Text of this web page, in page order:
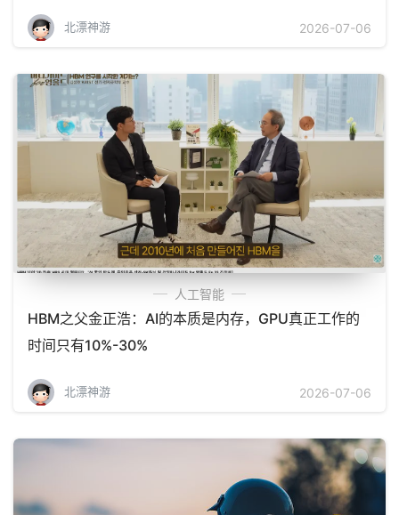
北漂神游 2026-07-06
人工智能
HBM之父金正浩：AI的本质是内存，GPU真正工作的
时间只有10%-30%
北漂神游 2026-07-06